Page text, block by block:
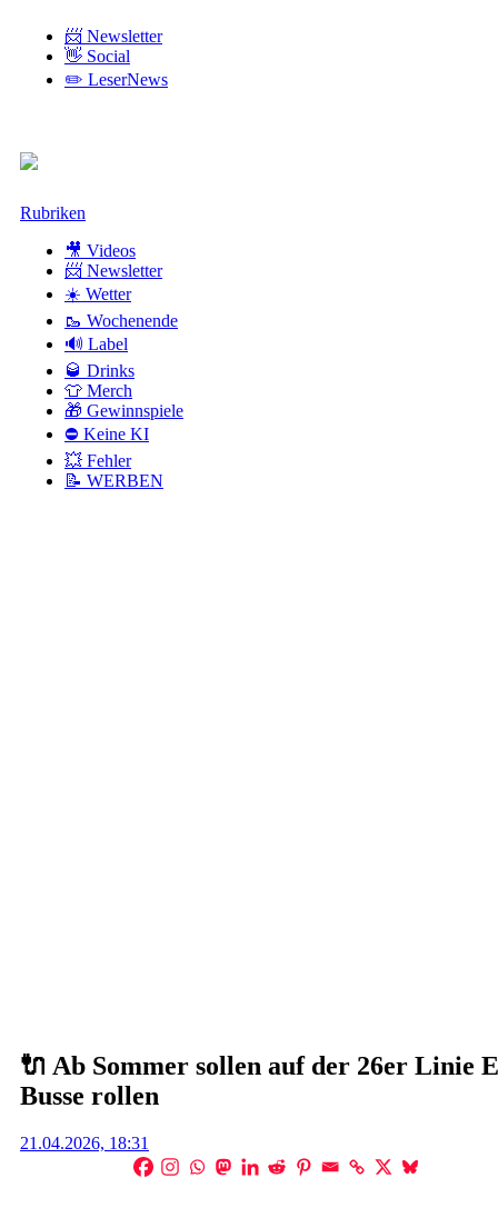
📨 Newsletter
👋 Social
✏️ LeserNews
Zum
Rubriken
🎥 Videos
📨 Newsletter
☀️ Wetter
🥾 Wochenende
🔊 Label
🥃 Drinks
👕 Merch
🎁 Gewinnspiele
⛔ Keine KI
💥 Fehler
📝 WERBEN
🔌 Ab Sommer sollen auf der 26er Linie
Busse rollen
Posted
21.04.2026, 18:31